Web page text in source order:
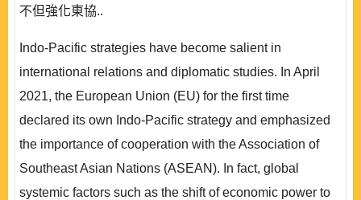
不但強化東協..
Indo-Pacific strategies have become salient in
international relations and diplomatic studies. In April
2021, the European Union (EU) for the first time
declared its own Indo-Pacific strategy and emphasized
the importance of cooperation with the Association of
Southeast Asian Nations (ASEAN). In fact, global
systemic factors such as the shift of economic power to